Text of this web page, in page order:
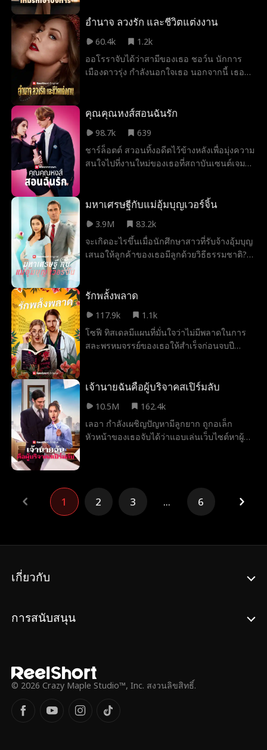
เข้าสู่กงล้อของ การแต่งงานกำมะลอ จากข้อ
สัมพันธ์ที่ทวีความเร้าใจขึ้นทุกที ทุกสัมผัสและ
ทุกจุมพิตฉุดดึงเอลล่าให้ถลำลึกเข้าไปในโลก
ของเขามากขึ้นเรื่อย ๆ โดยที่เธอไม่รู้เลยว่า
การครอบครองเธอไว้เป็นของเขาตลอดไป
อำนาจ ลวงรัก และชีวิตแต่งงาน
60.4k
1.2k
ออโรราจับได้ว่าสามีของเธอ ชอว์น นักการ
เมืองดาวรุ่ง กำลังนอกใจเธอ นอกจากนี้ เธอยัง
อวัยวะ เพราะฝีมือของเขา ออโรราตัดสินใจลง
ชิงตำแหน่งนั้นมาเป็นของตัวเองด้วยมือของ
เธอเอง
คุณคุณหงส์สอนฉันรัก
98.7k
639
ชาร์ล็อตต์ สวอนทิ้งอดีตไว้ข้างหลังเพื่อมุ่งความ
สนใจไปที่งานใหม่ของเธอที่สถาบันเซนต์เจมส์
มันเป็นสิ่งต้องห้าม เป็นสิ่งต้องห้าม แต่ยิ่งกว่า
พวกเขาทั้งสองได้
มหาเศรษฐีกับแม่อุ้มบุญเวอร์จิ้น
3.9M
83.2k
จะเกิดอะไรขึ้นเมื่อนักศึกษาสาวที่รับจ้างอุ้มบุญ
เสนอให้ลูกค้าของเธอมีลูกด้วยวิธีธรรมชาติ?
หนุ่มโสดมหาเศรษฐีสุดหล่อร้อนแรง เมื่อโลก
หน้าที่กับความรู้สึกเริ่มเลือนลาง หรรษาก็พบว่า
ตัวเองไม่อาจต้านทานเสน่ห์ของวรวิทย์ได้ แต่
ลึก ๆ ในใจก็ยังมีคำถามว่าวรวิทย์รู้สึกเหมือน
รักพลั้งพลาด
117.9k
1.1k
โซฟี ทิสเดลมีแผนที่มั่นใจว่าไม่มีพลาดในการ
สละพรหมจรรย์ของเธอให้สำเร็จก่อนจบปี
ไว้เป็นคู่ครองนั้นดันไปพนันว่าเขาจะสามารถ
ได้หรือไม่ และใครคนนั้นก็คือลุค ลูกค้าประจำ
ร้านกาแฟผู้หล่อเหลา…ซึ่งบังเอิญกลายมาเป็น
แพทย์ตรวจอุ้งเชิงกรานคนใหม่ของเธอด้วย
เจ้านายฉันคือผู้บริจาคสเปิร์มลับ
10.5M
162.4k
เลอา กำลังเผชิญปัญหามีลูกยาก ถูกอเล็ก
หัวหน้าของเธอจับได้ว่าแอบเล่นเว็บไซต์หาผู้
เล่นตลก เธอเลือกบริจาคของอเล็กโดยไม่รู้ตัว
แล้วเมื่อไหร่เลอาจะรู้ว่าลูกที่เธออุ้มท้องคือขอ
งอเล็ก?
1 2 3 ... 6
เกี่ยวกับ
การสนับสนุน
© 2026 Crazy Maple Studio™, Inc. สงวนลิขสิทธิ์.